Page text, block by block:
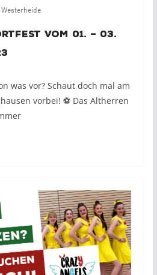
vom 01. – 03.
was vor? Schaut doch mal am
vorbei! ⚽️ Das Altherren